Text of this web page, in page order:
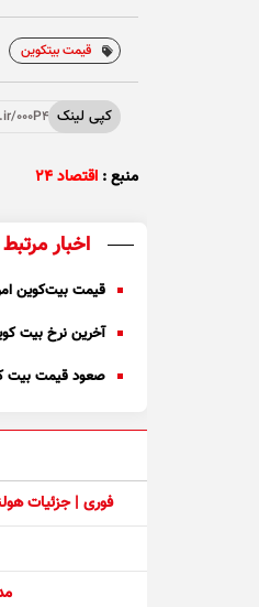
قیمت بیتکوین
کپی لینک 000P4s
منبع : اقتصاد ۲۴
اخبار مرتبط
قیمت بیت‌کوین امروز ۲۱ اسفند
آخرین نرخ بیت کوین
صعود قیمت بیت کوین
فوری | جزئیات